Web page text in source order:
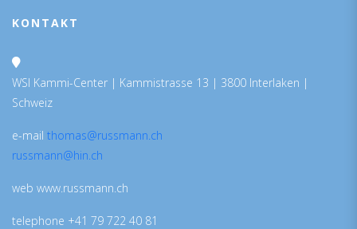
KONTAKT
WSI Kammi-Center | Kammistrasse 13 | 3800 Interlaken |
Schweiz
e-mail thomas@russmann.ch
russmann@hin.ch
web www.russmann.ch
telephone +41 79 722 40 81